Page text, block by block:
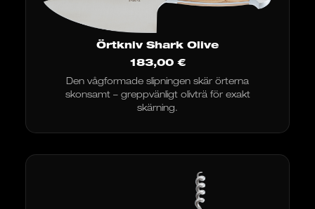
Örtkniv Shark Olive
183,00 €
Den vågformade slipningen skär örterna
skonsamt – greppvänligt olivträ för exakt
skärning.